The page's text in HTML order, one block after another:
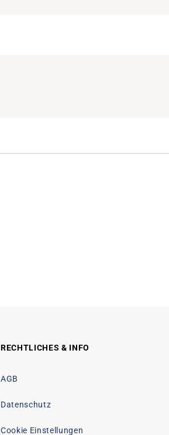
RECHTLICHES & INFO
AGB
Datenschutz
Cookie Einstellungen